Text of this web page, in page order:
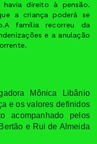
direito à pensão.
a criança poderá se
família recorreu da
e a anulação
Mônica Libânio
e os valores definidos
acompanhado pelos
e Rui de Almeida